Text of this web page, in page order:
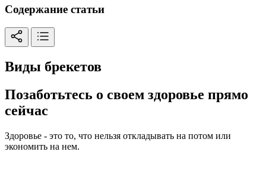
Содержание статьи
Виды брекетов
Позаботьтесь о своем здоровье прямо
сейчас
Здоровье - это то, что нельзя откладывать на потом или
экономить на нем.